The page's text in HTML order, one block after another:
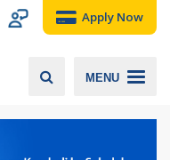
Apply Now
MENU